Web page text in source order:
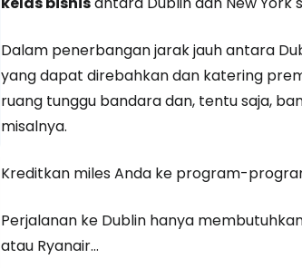
Dalam penerbangan jarak jauh antara
yang dapat direbahkan dan katering
ruang tunggu bandara dan, tentu saja,
misalnya.
Kreditkan miles Anda ke program-
Perjalanan ke Dublin hanya
atau Ryanair...